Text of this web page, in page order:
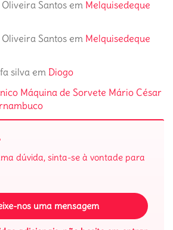
Santos em Melquisedeque
Santos em Melquisedeque
silvaem Diogo
Máquina de Sorvete Mário César
dúvida, sinta-se à vontade para
nos uma mensagem